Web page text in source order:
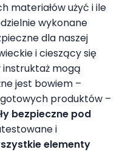
materiałów użyć i ile
wykonane
dla naszej
i cieszący się
mogą
jest bowiem –
produktów –
bezpieczne pod
i
elementy